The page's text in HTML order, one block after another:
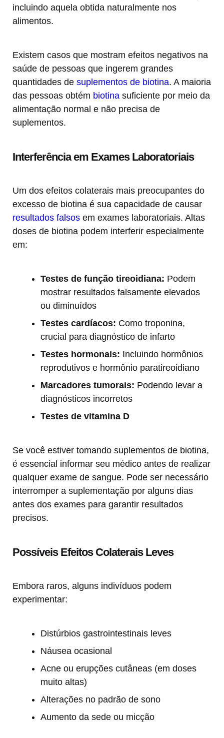
incluindo aquela obtida naturalmente nos
alimentos.
Existem casos que mostram efeitos negativos na
saúde de pessoas que ingerem grandes
quantidades de suplementos de biotina. A maioria
das pessoas obtém biotina suficiente por meio da
alimentação normal e não precisa de
suplementos.
Interferência em Exames Laboratoriais
Um dos efeitos colaterais mais preocupantes do
excesso de biotina é sua capacidade de causar
resultados falsos em exames laboratoriais. Altas
doses de biotina podem interferir especialmente
em:
Testes de função tireoidiana: Podem
mostrar resultados falsamente elevados
ou diminuídos
Testes cardíacos: Como troponina,
crucial para diagnóstico de infarto
Testes hormonais: Incluindo hormônios
reprodutivos e hormônio paratireoidiano
Marcadores tumorais: Podendo levar a
diagnósticos incorretos
Testes de vitamina D
Se você estiver tomando suplementos de biotina,
é essencial informar seu médico antes de realizar
qualquer exame de sangue. Pode ser necessário
interromper a suplementação por alguns dias
antes dos exames para garantir resultados
precisos.
Possíveis Efeitos Colaterais Leves
Embora raros, alguns indivíduos podem
experimentar:
Distúrbios gastrointestinais leves
Náusea ocasional
Acne ou erupções cutâneas (em doses
muito altas)
Alterações no padrão de sono
Aumento da sede ou micção